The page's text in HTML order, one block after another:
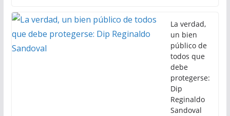
La verdad,
un bien
público de
todos que
debe
protegerse:
Dip
Reginaldo
Sandoval